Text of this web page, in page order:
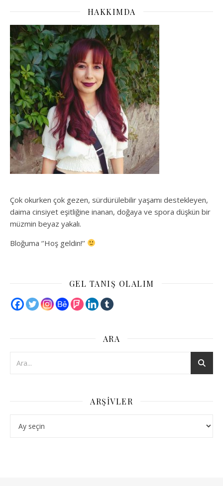
HAKKIMDA
Çok okurken çok gezen, sürdürülebilir yaşamı destekleyen,
daima cinsiyet eşitliğine inanan, doğaya ve spora düşkün bir
müzmin beyaz yakalı.
Bloğuma ‘’Hoş geldin!’’
GEL TANIŞ OLALIM
ARA
ARŞIVLER